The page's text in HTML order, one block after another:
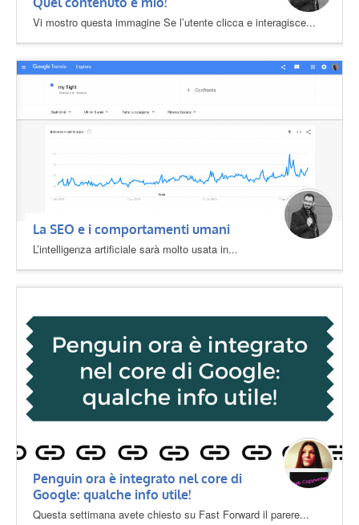
Vi mostro questa immagine Se l’utente clicca e interagisce...
La SEO e i comportamenti umani
L’intelligenza artificiale sarà molto usata in...
Penguin ora è integrato nel core di
Google: qualche info utile!
Questa settimana avete chiesto su Fast Forward il parere...